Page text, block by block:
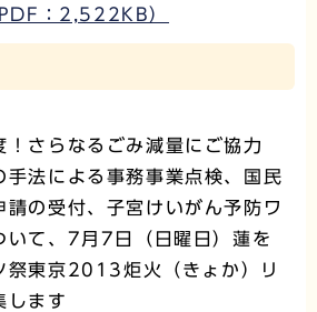
11日号 （PDF：2,522KB）
！さらなるごみ減量にご協力
手法による事務事業点検、国民
請の受付、子宮けいがん予防ワ
いて、7月7日（日曜日）蓮を
祭東京2013炬火（きょか）リ
します